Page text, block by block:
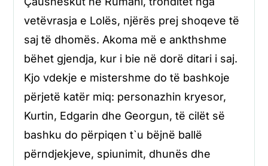
vetëvrasja e Lolës, njërës prej shoqeve të
saj të dhomës. Akoma më e ankthshme
bëhet gjendja, kur i bie në dorë ditari i saj.
Kjo vdekje e mistershme do të bashkoje
përjetë katër miq: personazhin kryesor,
Kurtin, Edgarin dhe Georgun, të cilët së
bashku do përpiqen t`u bëjnë ballë
përndjekjeve, spiunimit, dhunës dhe